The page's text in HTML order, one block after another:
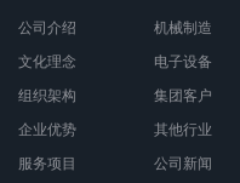
公司介绍
文化理念
组织架构
企业优势
服务项目
机械制造
电子设备
集团客户
其他行业
公司新闻